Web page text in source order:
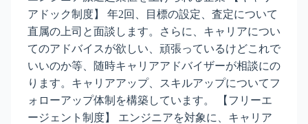
アドック制度】 年2回、目標の設定、査定について
直属の上司と面談します。さらに、キャリアについ
てのアドバイスが欲しい、頑張っているけどこれで
いいのか等、随時キャリアアドバイザーが相談にの
ります。キャリアアップ、スキルアップについてフ
ォローアップ体制を構築しています。 【フリーエ
ージェント制度】 エンジニアを対象に、キャリア